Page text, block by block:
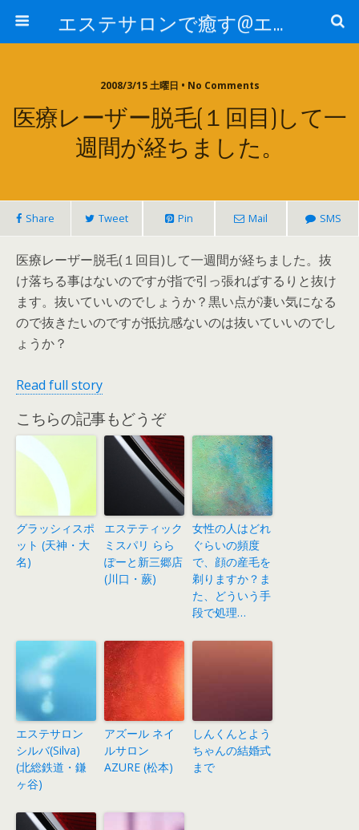
エステサロンで癒す@エステ～全国エステ情報
2008/3/15 土曜日 • No Comments
医療レーザー脱毛(１回目)して一
週間が経ちました。
Share Tweet Pin Mail SMS
医療レーザー脱毛(１回目)して一週間が経ちました。抜
け落ちる事はないのですが指で引っ張ればするりと抜け
ます。抜いていいのでしょうか？黒い点が凄い気になる
ので抜きたいのですが抵抗感ないのは抜いていいのでし
ょうか？
Read full story
こちらの記事もどうぞ
グラッシィスポ
ット (天神・大
名)
エステティック
ミスパリ らら
ぽーと新三郷店
(川口・蕨)
女性の人はどれ
ぐらいの頻度
で、顔の産毛を
剃りますか？ま
た、どういう手
段で処理…
エステサロン
シルバ(Silva)
(北総鉄道・鎌
ヶ谷)
アズール ネイ
ルサロン
AZURE (松本)
しんくんとよう
ちゃんの結婚式
まで